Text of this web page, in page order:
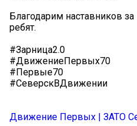
Благодарим наставников
ребят.
#Зарница2.0
#ДвижениеПервых70
#Первые70
#СеверскВДвижении
Движение Первых | ЗАТО